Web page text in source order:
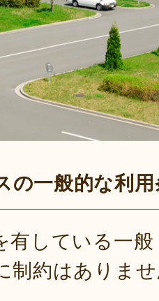
の一般的な利用
有している一
制約はありま